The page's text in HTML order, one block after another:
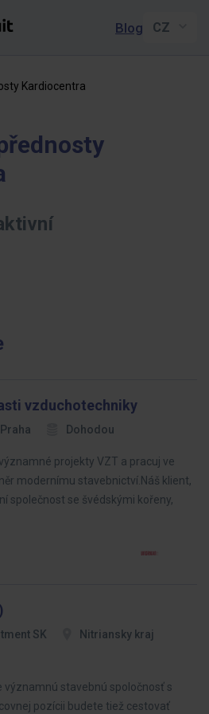
Blog
Kardiocentra
vzduchotechniky
Praha Dohodou
projekty VZT a pracuj ve
modernímu stavebnictví.Náš klient,
společnost se švédskými kořeny,
SK
Nitriansky kraj
významnú stavebnú spoločnosť s
pozícii budete tiež cestovať